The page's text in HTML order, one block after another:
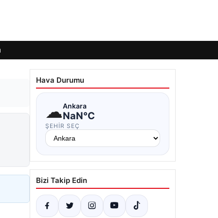
Hava Durumu
☁Ankara
NaN°C
ŞEHIR SEÇ
Bizi Takip Edin